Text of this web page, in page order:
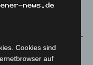
Cookies sind
auf